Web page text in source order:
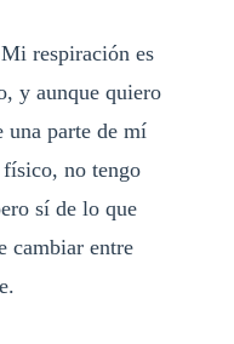
respiración es
y aunque quiero
una parte de mí
no tengo
sí de lo que
cambiar entre